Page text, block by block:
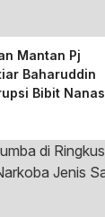
Mantan Pj
Baharuddin
Bibit Nanas